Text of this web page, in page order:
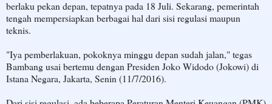
berlaku pekan depan, tepatnya pada 18 Juli. Sekarang, pemerintah
tengah mempersiapkan berbagai hal dari sisi regulasi maupun
teknis.
"Iya pemberlakuan, pokoknya minggu depan sudah jalan," tegas
Bambang usai bertemu dengan Presiden Joko Widodo (Jokowi) di
Istana Negara, Jakarta, Senin (11/7/2016).